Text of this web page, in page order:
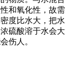
和氧化性，故需
度比水大，把水
硫酸溶于水会大
伤人。